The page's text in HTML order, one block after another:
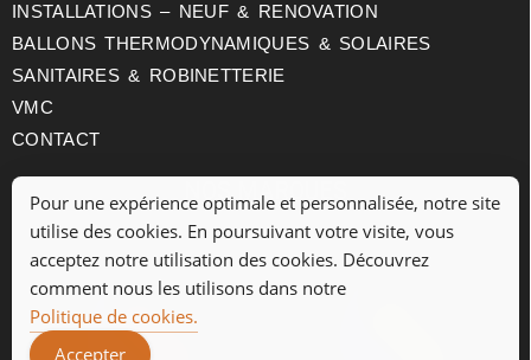
INSTALLATIONS – NEUF & RENOVATION
BALLONS THERMODYNAMIQUES & SOLAIRES
SANITAIRES & ROBINETTERIE
VMC
CONTACT
NOS MARQUES
Pour une expérience optimale et personnalisée, notre site
utilise des cookies. En poursuivant votre visite, vous
acceptez notre utilisation des cookies. Découvrez
comment nous les utilisons dans notre
Politique de cookies.
Accepter